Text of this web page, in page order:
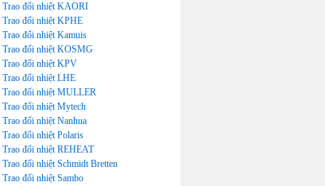
Trao đổi nhiệt KAORI
Trao đổi nhiệt KPHE
Trao đổi nhiệt Kamuis
Trao đổi nhiệt KOSMG
Trao đổi nhiệt KPV
Trao đổi nhiệt LHE
Trao đổi nhiệt MULLER
Trao đổi nhiệt Mytech
Trao đổi nhiệt Nanhua
Trao đổi nhiệt Polaris
Trao đổi nhiệt REHEAT
Trao đổi nhiệt Schmidt Bretten
Trao đổi nhiệt Sambo